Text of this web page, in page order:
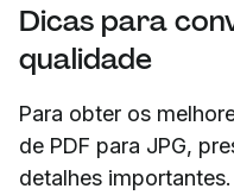
Dicas para
qualidade
Para obter os
de PDF para JPG,
detalhes